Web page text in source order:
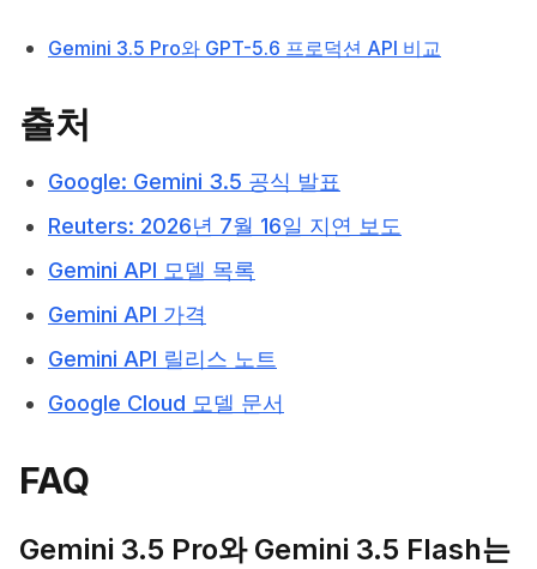
Gemini 3.5 Pro와 GPT-5.6 프로덕션 API 비교
출처
Google: Gemini 3.5 공식 발표
Reuters: 2026년 7월 16일 지연 보도
Gemini API 모델 목록
Gemini API 가격
Gemini API 릴리스 노트
Google Cloud 모델 문서
FAQ
Gemini 3.5 Pro와 Gemini 3.5 Flash는